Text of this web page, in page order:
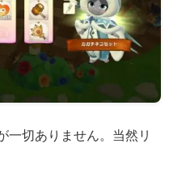
一切ありません。当然リ